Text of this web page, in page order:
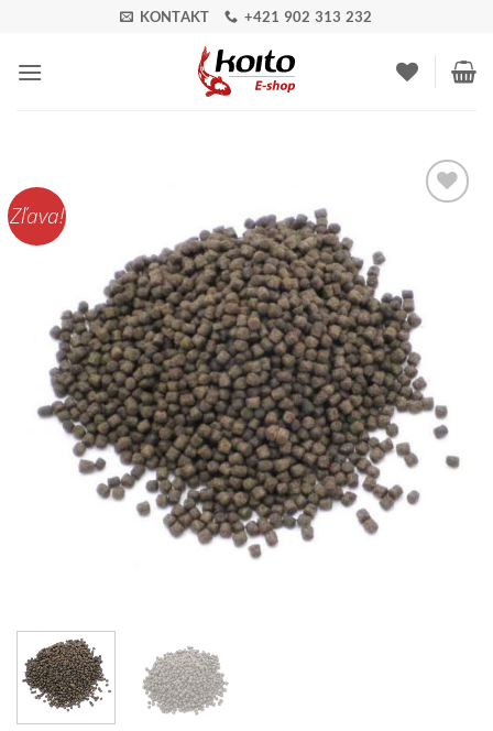
content
KONTAKT +421 902 313 232
Zľava!
obľúbených!